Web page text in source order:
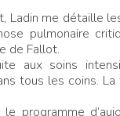
Ladin me détaille
pulmonaire
de Fallot.
aux soins
tous les coins. La
programme